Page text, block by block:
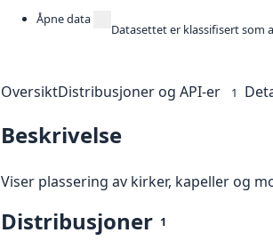
Åpne data
Datasettet er klassifisert som
OversiktDistribusjoner og API-er 1
Beskrivelse
Viser plassering av kirker, kapeller og
Distribusjoner 1